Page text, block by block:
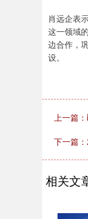
肖远企表
这一领域
边合作，
设。
上一篇：
下一篇：
相关文